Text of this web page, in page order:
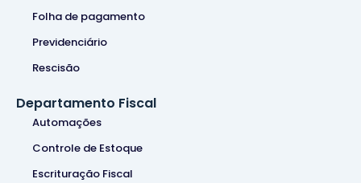
Folha de pagamento
Previdenciário
Rescisão
Departamento Fiscal
Automações
Controle de Estoque
Escrituração Fiscal